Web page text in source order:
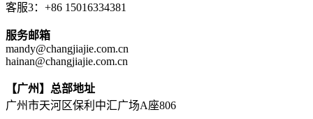
客服3：+86 15016334381
服务邮箱
mandy@changjiajie.com.cn
hainan@changjiajie.com.cn
【广州】总部地址
广州市天河区保利中汇广场A座806